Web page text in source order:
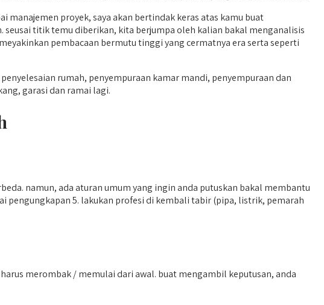
manajemen proyek, saya akan bertindak keras atas kamu buat
seusai titik temu diberikan, kita berjumpa oleh kalian bakal menganalisis
pembacaan bermutu tinggi yang cermatnya era serta seperti
rumah, penyempuraan kamar mandi, penyempuraan dan
garasi dan ramai lagi.
namun, ada aturan umum yang ingin anda putuskan bakal membantu
pengungkapan 5. lakukan profesi di kembali tabir (pipa, listrik, pemarah
merombak / memulai dari awal. buat mengambil keputusan, anda